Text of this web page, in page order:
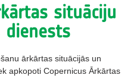
situāciju
dienests
ārkārtas situācijās un
apkopoti Copernicus Ārkārtas